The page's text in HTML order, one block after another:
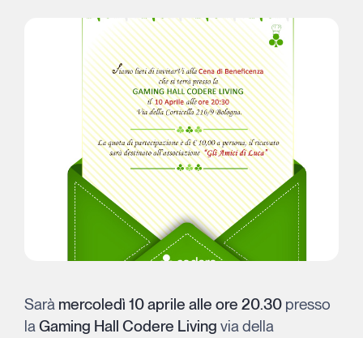
Sarà mercoledì 10 aprile alle ore 20.30 presso
laGaming Hall Codere Living via della